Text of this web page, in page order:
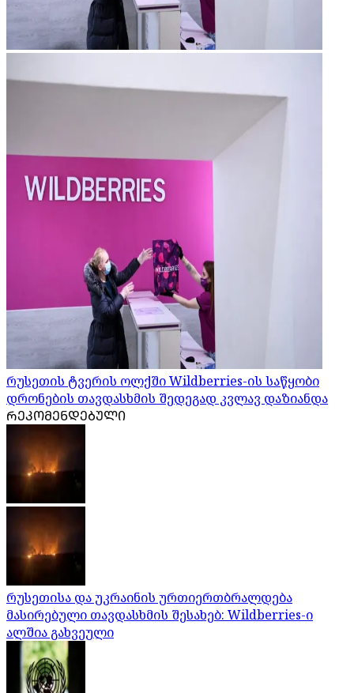
რუსეთის ტვერის ოლქში Wildberries-ის საწყობი
დრონების თავდასხმის შედეგად კვლავ დაზიანდა
ᲠᲔᲙᲝᲛᲔᲜᲓᲔᲑᲣᲚᲘ
რუსეთისა და უკრაინის ურთიერთბრალდება
მასირებული თავდასხმის შესახებ: Wildberries-ი
ალშია გახვეული